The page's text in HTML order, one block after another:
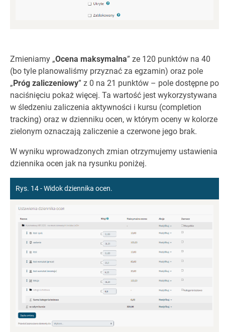
Zmieniamy „Ocena maksymalna” ze 120 punktów na 40
(bo tyle planowaliśmy przyznać za egzamin) oraz pole
„Próg zaliczeniowy” z 0 na 21 punktów – pole dostępne po
naciśnięciu pokaż więcej. Ta wartość jest wykorzystywana
w śledzeniu zaliczenia aktywności i kursu (completion
tracking) oraz w dzienniku ocen, w którym oceny w kolorze
zielonym oznaczają zaliczenie a czerwone jego brak.
W wyniku wprowadzonych zmian otrzymujemy ustawienia
dziennika ocen jak na rysunku poniżej.
Rys. 14 - Widok dziennika ocen.